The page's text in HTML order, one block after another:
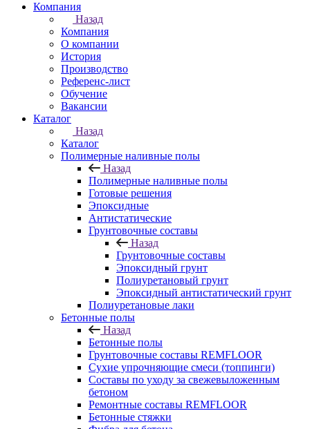
Компания
Назад
Компания
О компании
История
Производство
Референс-лист
Обучение
Вакансии
Каталог
Назад
Каталог
Полимерные наливные полы
Назад
Полимерные наливные полы
Готовые решения
Эпоксидные
Антистатические
Грунтовочные составы
Назад
Грунтовочные составы
Эпоксидный грунт
Полиуретановый грунт
Эпоксидный антистатический грунт
Полиуретановые лаки
Бетонные полы
Назад
Бетонные полы
Грунтовочные составы REMFLOOR
Сухие упрочняющие смеси (топпинги)
Составы по уходу за свежевыложенным
бетоном
Ремонтные составы REMFLOOR
Бетонные стяжки